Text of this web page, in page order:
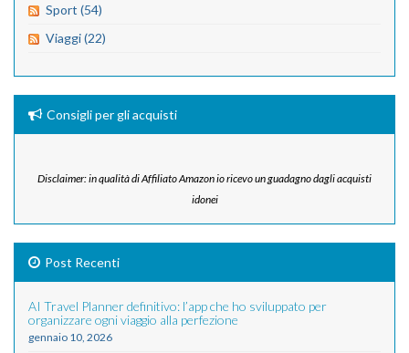
Sport (54)
Viaggi (22)
Consigli per gli acquisti
Disclaimer: in qualità di Affiliato Amazon io ricevo un guadagno dagli acquisti
idonei
Post Recenti
AI Travel Planner definitivo: l’app che ho sviluppato per
organizzare ogni viaggio alla perfezione
gennaio 10, 2026